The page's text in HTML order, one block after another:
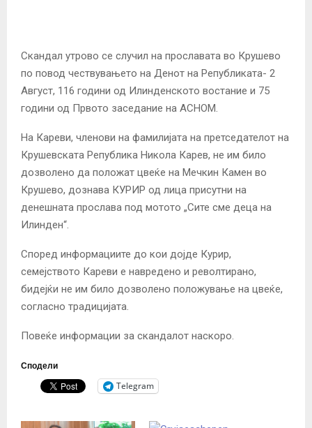
Скандал утрово се случил на прославата во Крушево
по повод чествувањето на Денот на Републиката- 2
Август, 116 години од Илинденското востание и 75
години од Првото заседание на АСНОМ.
На Кареви, членови на фамилијата на претседателот на
Крушевската Република Никола Карев, не им било
дозволено да положат цвеќе на Мечкин Камен во
Крушево, дознава КУРИР од лица присутни на
денешната прослава под мотото „Сите сме деца на
Илинден“.
Според информациите до кои дојде Курир,
семејството Кареви е навредено и револтирано,
бидејќи не им било дозволено положување на цвеќе,
согласно традицијата.
Повеќе информации за скандалот наскоро.
Сподели
Telegram